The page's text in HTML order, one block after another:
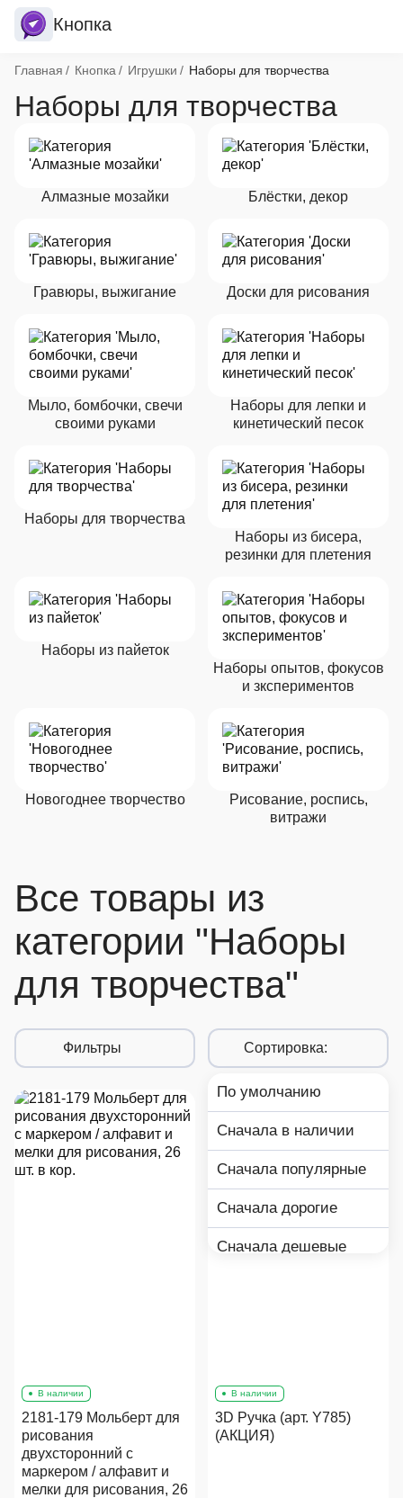
Кнопка
Хлебные крошки
Главная Кнопка Игрушки Наборы для творчества
Наборы для творчества
Алмазные мозайки Блёстки, декор
Гравюры, выжигание Доски для рисования
Мыло, бомбочки, свечи
своими руками
Наборы для лепки и
кинетический песок
Наборы для творчества
Наборы из бисера,
резинки для плетения
Наборы из пайеток
Наборы опытов, фокусов
и зкспериментов
Новогоднее творчество
Рисование, роспись,
витражи
Все товары из
категории "Наборы
для творчества"
Фильтры Сортировка:
По умолчанию
Сначала в наличии
Сначала популярные
Сначала дорогие
Сначала дешевые
В наличии
2181-179 Мольберт для
рисования
двухсторонний с
маркером / алфавит и
мелки для рисования, 26
В наличии
3D Ручка (арт. Y785)
(АКЦИЯ)